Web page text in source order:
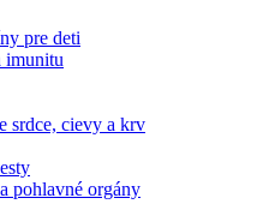
pre deti
imunitu
srdce, cievy a krv
pohlavné orgány